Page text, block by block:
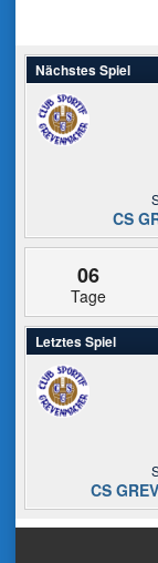
Nächstes Spiel
CS
06
Tage
Letztes Spiel
CS